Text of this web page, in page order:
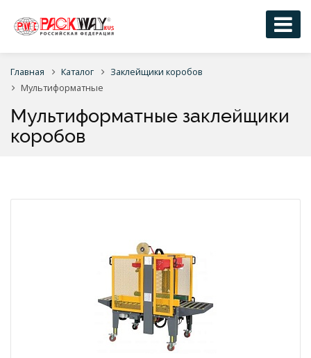
Главная Каталог
Заклейщики коробов
Мультиформатные
Мультиформатные заклейщики
коробов